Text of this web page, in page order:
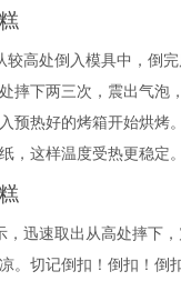
较高处倒入模具中，倒
摔下两三次，震出气泡
预热好的烤箱开始烘烤
，这样温度受热更稳定。
，迅速取出从高处摔下
。切记倒扣！倒扣！倒